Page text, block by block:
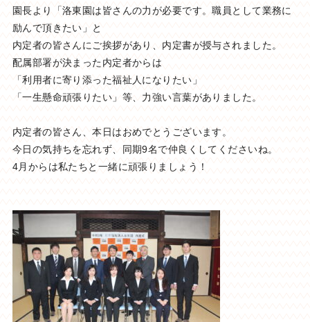
園長より「洛東園は皆さんの力が必要です。職員として業務に
励んで頂きたい」と
内定者の皆さんにご挨拶があり、内定書が授与されました。
配属部署が決まった内定者からは
「利用者に寄り添った福祉人になりたい」
「一生懸命頑張りたい」等、力強い言葉がありました。
内定者の皆さん、本日はおめでとうございます。
今日の気持ちを忘れず、同期9名で仲良くしてくださいね。
4月からは私たちと一緒に頑張りましょう！